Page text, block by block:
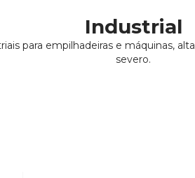
Industrial
para empilhadeiras e máquinas,
severo.